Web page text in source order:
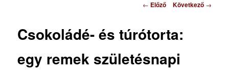
Bejegyzés
← Előző Következő →
Csokoládé- és túrótorta:
egy remek születésnapi